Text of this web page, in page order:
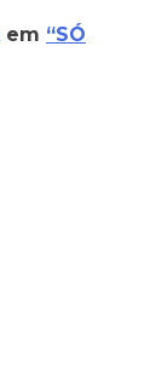
em “SÓ